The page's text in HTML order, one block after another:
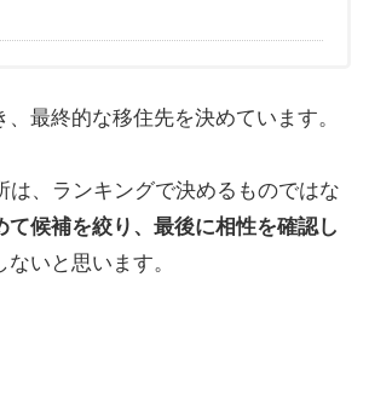
最終的な移住先を決めています。
は、ランキングで決めるものではな
て候補を絞り、最後に相性を確認し
ないと思います。